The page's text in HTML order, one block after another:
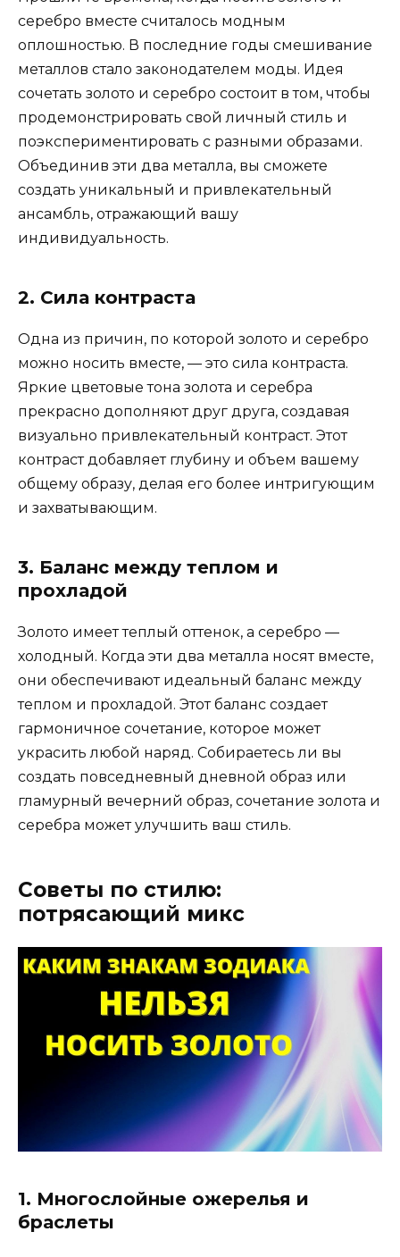
серебро вместе считалось модным
оплошностью. В последние годы смешивание
металлов стало законодателем моды. Идея
сочетать золото и серебро состоит в том, чтобы
продемонстрировать свой личный стиль и
поэкспериментировать с разными образами.
Объединив эти два металла, вы сможете
создать уникальный и привлекательный
ансамбль, отражающий вашу
индивидуальность.
2. Сила контраста
Одна из причин, по которой золото и серебро
можно носить вместе, — это сила контраста.
Яркие цветовые тона золота и серебра
прекрасно дополняют друг друга, создавая
визуально привлекательный контраст. Этот
контраст добавляет глубину и объем вашему
общему образу, делая его более интригующим
и захватывающим.
3. Баланс между теплом и
прохладой
Золото имеет теплый оттенок, а серебро —
холодный. Когда эти два металла носят вместе,
они обеспечивают идеальный баланс между
теплом и прохладой. Этот баланс создает
гармоничное сочетание, которое может
украсить любой наряд. Собираетесь ли вы
создать повседневный дневной образ или
гламурный вечерний образ, сочетание золота и
серебра может улучшить ваш стиль.
Советы по стилю:
потрясающий микс
1. Многослойные ожерелья и
браслеты